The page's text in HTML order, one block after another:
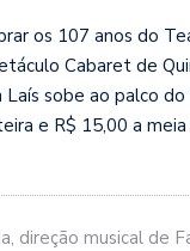
os 107 anos do
Cabaret de
sobe ao palco
e R$ 15,00 a
direção musical de